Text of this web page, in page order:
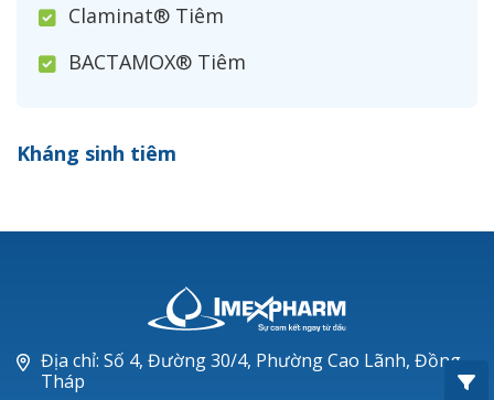
Claminat® Tiêm
BACTAMOX® Tiêm
Ceftizoxim®
Piperacillin
Ticarlinat®
Kháng sinh tiêm
Địa chỉ: Số 4, Đường 30/4, Phường Cao Lãnh, Đồng
Tháp